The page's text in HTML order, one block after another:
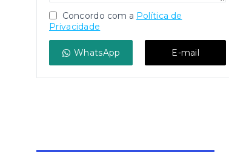
Concordo com a Política de
Privacidade
WhatsApp E-mail